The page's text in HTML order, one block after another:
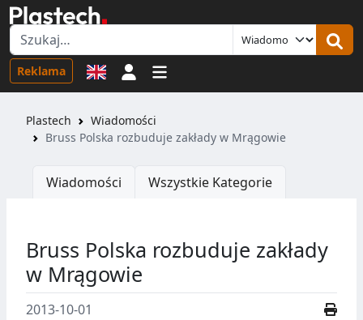
Reklama Logowanie
Plastech
Wiadomości
Bruss Polska rozbuduje zakłady w Mrągowie
Wiadomości Wszystkie Kategorie
Bruss Polska rozbuduje zakłady
w Mrągowie
2013-10-01